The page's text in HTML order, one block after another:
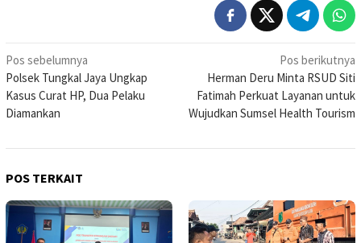
Navigasi
pos
Pos sebelumnya
Polsek Tungkal Jaya Ungkap
Kasus Curat HP, Dua Pelaku
Diamankan
Pos berikutnya
Herman Deru Minta RSUD Siti
Fatimah Perkuat Layanan untuk
Wujudkan Sumsel Health Tourism
POS TERKAIT